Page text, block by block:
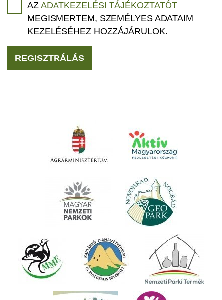
AZ ADATKEZELÉSI TÁJÉKOZTATÓT
MEGISMERTEM, SZEMÉLYES ADATAIM
KEZELÉSÉHEZ HOZZÁJÁRULOK.
REGISZTRÁLÁS